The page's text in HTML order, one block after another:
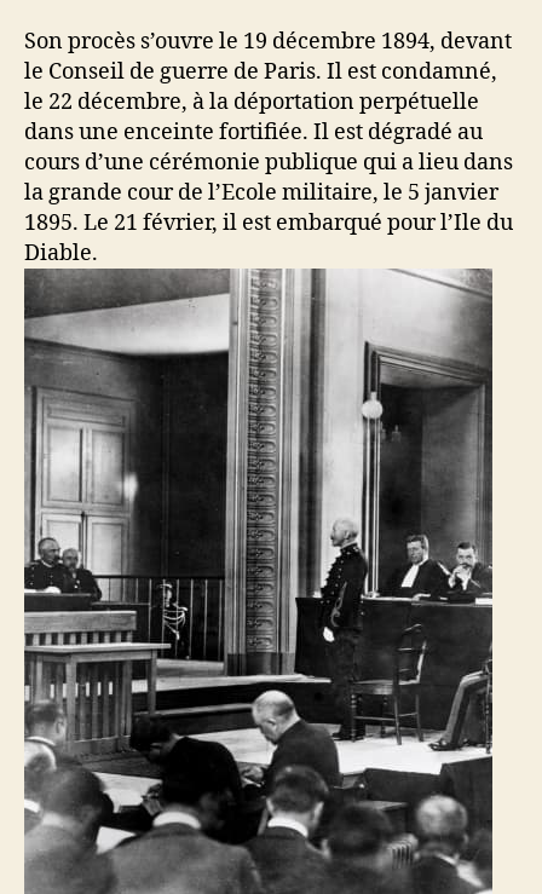
Son procès s’ouvre le 19 décembre 1894, devant
le Conseil de guerre de Paris. Il est condamné,
le 22 décembre, à la déportation perpétuelle
dans une enceinte fortifiée. Il est dégradé au
cours d’une cérémonie publique qui a lieu dans
la grande cour de l’Ecole militaire, le 5 janvier
1895. Le 21 février, il est embarqué pour l’Ile du
Diable.